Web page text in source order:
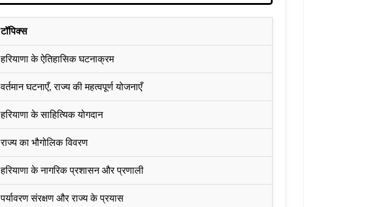
टॉपिक्स
हरियाणा के ऐतिहासिक घटनाक्रम
वर्तमान घटनाएँ, राज्य की महत्वपूर्ण योजनाएँ
हरियाणा के साहित्यिक योगदान
राज्य का भौगोलिक विवरण
हरियाणा के नागरिक प्रशासन और प्रणाली
पर्यावरण संरक्षण और राज्य के प्रयास